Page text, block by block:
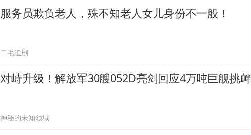
服务员欺负老人，殊不知老人女儿身份不一般！
二毛追剧
对峙升级！解放军30艘052D亮剑回应4万吨巨舰挑衅
神秘的未知领域